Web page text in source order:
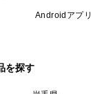
Androidアプリ
を探す